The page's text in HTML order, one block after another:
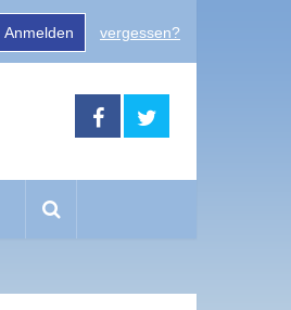
Anmelden vergessen?